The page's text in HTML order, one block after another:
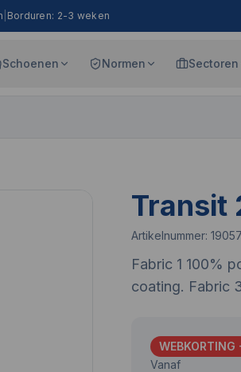
Borduren: 2-3 weken
Schoenen Normen Sectoren
Transit
Artikelnummer:
Fabric 1 100%
coating. Fabric
WEBKORTING
Vanaf